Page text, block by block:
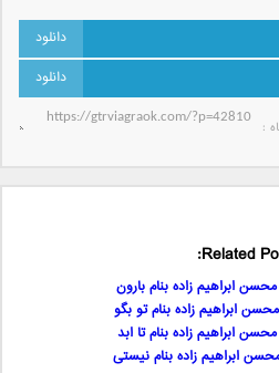
:
Related
ابراهیم زاده بنام بارون
ابراهیم زاده بنام تو بگو
ابراهیم زاده بنام تا ابد
ابراهیم زاده بنام نیستی